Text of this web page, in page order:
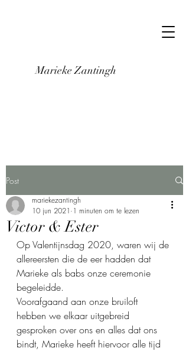
Marieke Zantingh
Post
Victor & Ester
mariekezantingh
10 jun 2021 1 minuten om te lezen
Op Valentijnsdag 2020, waren wij de
allereersten die de eer hadden dat
Marieke als babs onze ceremonie
begeleidde.
Voorafgaand aan onze bruiloft
hebben we elkaar uitgebreid
gesproken over ons en alles dat ons
bindt, Marieke heeft hiervoor alle tijd